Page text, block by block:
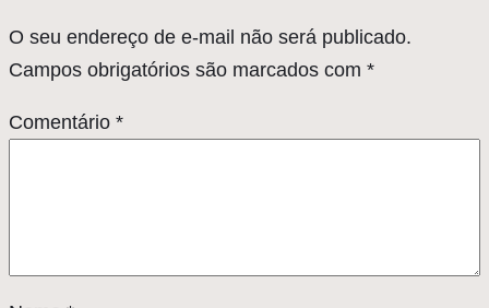
O seu endereço de e-mail não será publicado.
Campos obrigatórios são marcados com *
Comentário *